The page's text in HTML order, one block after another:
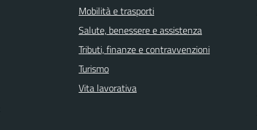
Mobilità e trasporti
Salute, benessere e assistenza
Tributi, finanze e contravvenzioni
Turismo
Vita lavorativa